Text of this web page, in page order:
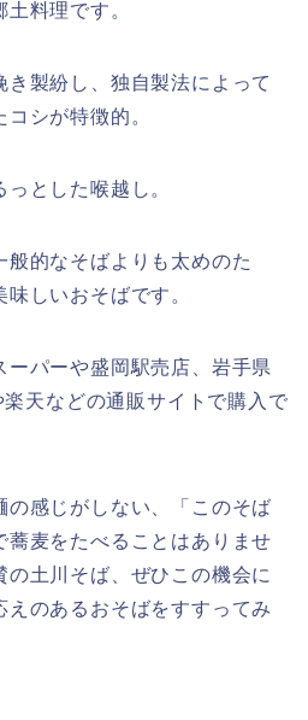
料理です。
製紛し、独自製法によって
シが特徴的。
とした喉越し。
般的なそばよりも太めのた
しいおそばです。
パーや盛岡駅売店、岩手県
天などの通販サイトで購入で
の感じがしない、「このそば
蕎麦をたべることはありませ
の土川そば、ぜひこの機会に
えのあるおそばをすすってみ